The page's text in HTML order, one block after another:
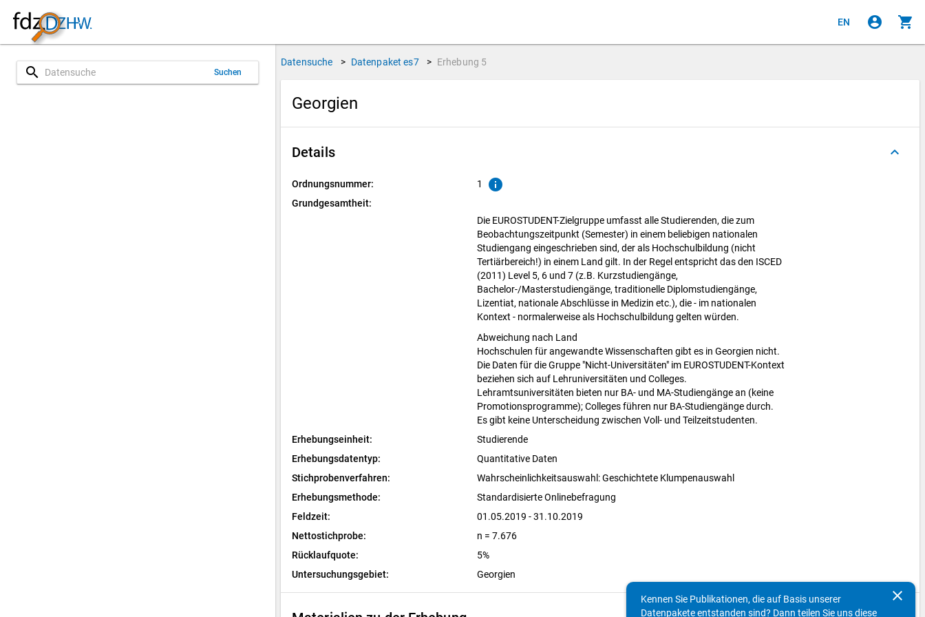
EN account_circle shopping_cart
search Suchen
Datensuche > Datenpaket es7 > Erhebung 5
Georgien
Details keyboard_arrow_up
Ordnungsnummer: 1 info
Grundgesamtheit:
Die EUROSTUDENT-Zielgruppe umfasst alle Studierenden, die zum
Beobachtungszeitpunkt (Semester) in einem beliebigen nationalen
Studiengang eingeschrieben sind, der als Hochschulbildung (nicht
Tertiärbereich!) in einem Land gilt. In der Regel entspricht das den ISCED
(2011) Level 5, 6 und 7 (z.B. Kurzstudiengänge,
Bachelor-/Masterstudiengänge, traditionelle Diplomstudiengänge,
Lizentiat, nationale Abschlüsse in Medizin etc.), die - im nationalen
Kontext - normalerweise als Hochschulbildung gelten würden.
Abweichung nach Land
Hochschulen für angewandte Wissenschaften gibt es in Georgien nicht.
Die Daten für die Gruppe "Nicht-Universitäten" im EUROSTUDENT-Kontext
beziehen sich auf Lehruniversitäten und Colleges.
Lehramtsuniversitäten bieten nur BA- und MA-Studiengänge an (keine
Promotionsprogramme); Colleges führen nur BA-Studiengänge durch.
Es gibt keine Unterscheidung zwischen Voll- und Teilzeitstudenten.
Erhebungseinheit:
Studierende
Erhebungsdatentyp:
Quantitative Daten
Stichprobenverfahren:
Wahrscheinlichkeitsauswahl: Geschichtete Klumpenauswahl
Erhebungsmethode:
Standardisierte Onlinebefragung
Feldzeit:
01.05.2019 - 31.10.2019
Nettostichprobe:
n = 7.676
Rücklaufquote:
5%
Untersuchungsgebiet:
Georgien
clear
Kennen Sie Publikationen, die auf Basis unserer
Datenpakete entstanden sind? Dann teilen Sie uns diese